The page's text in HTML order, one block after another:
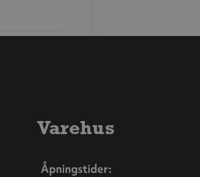
Varehus
Åpningstider: